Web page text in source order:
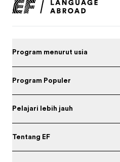
Program menurut usia
Program Populer
Pelajari lebih jauh
Tentang EF